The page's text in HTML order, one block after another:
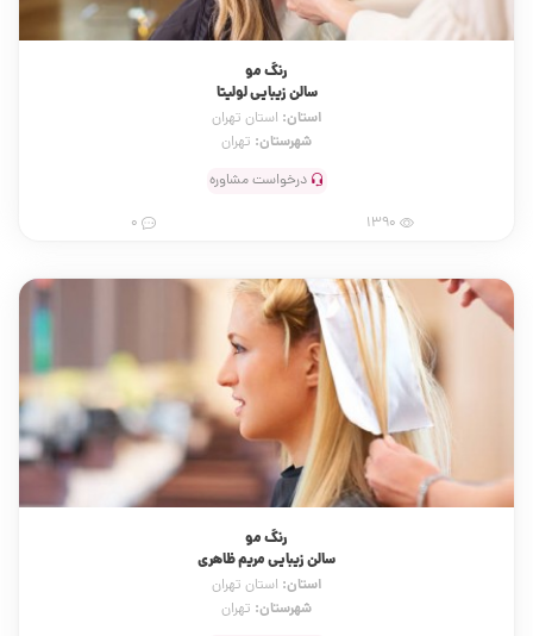
رنگ مو
سالن زیبایی لولیتا
استان: استان تهران
شهرستان: تهران
درخواست مشاوره
رنگ مو
سالن زیبایی مریم ظاهری
استان: استان تهران
شهرستان: تهران